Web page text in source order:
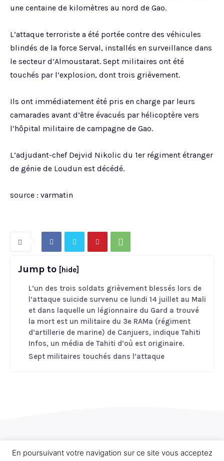
une centaine de kilomètres au nord de Gao.
L’attaque terroriste a été portée contre des véhicules
blindés de la force Serval, installés en surveillance dans
le secteur d’Almoustarat. Sept militaires ont été
touchés par l’explosion, dont trois grièvement.
Ils ont immédiatement été pris en charge par leurs
camarades avant d’être évacués par hélicoptère vers
l’hôpital militaire de campagne de Gao.
L’adjudant-chef Dejvid Nikolic du 1er régiment étranger
de génie de Loudun est décédé.
source : varmatin
Jump to [hide]
L’un des trois soldats grièvement blessés lors de
l’attaque suicide survenu ce lundi 14 juillet au Mali
et dans laquelle un légionnaire du Gard a trouvé
la mort est un militaire du 3e RAMa (régiment
d’artillerie de marine) de Canjuers, indique Tahiti
Infos, un média de Tahiti d’où est originaire.
Sept militaires touchés dans l’attaque
Related Articles
En poursuivant votre navigation sur ce site vous acceptez